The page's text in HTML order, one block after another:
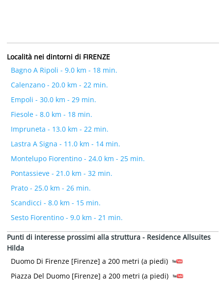
Località nei dintorni di FIRENZE
Bagno A Ripoli - 9.0 km - 18 min.
Calenzano - 20.0 km - 22 min.
Empoli - 30.0 km - 29 min.
Fiesole - 8.0 km - 18 min.
Impruneta - 13.0 km - 22 min.
Lastra A Signa - 11.0 km - 14 min.
Montelupo Fiorentino - 24.0 km - 25 min.
Pontassieve - 21.0 km - 32 min.
Prato - 25.0 km - 26 min.
Scandicci - 8.0 km - 15 min.
Sesto Fiorentino - 9.0 km - 21 min.
Punti di interesse prossimi alla struttura - Residence Allsuites
Hilda
Duomo Di Firenze [Firenze] a 200 metri (a piedi)
Piazza Del Duomo [Firenze] a 200 metri (a piedi)